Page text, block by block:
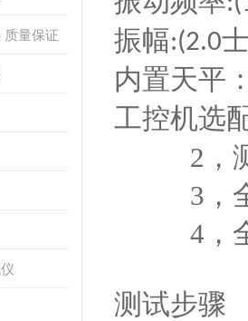
质量保证 振幅:(2.0
内置天平
工控机选
2，
3，
4，
测试步骤